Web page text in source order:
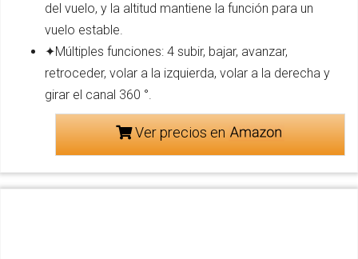
del vuelo, y la altitud mantiene la función para un
vuelo estable.
✦Múltiples funciones: 4 subir, bajar, avanzar,
retroceder, volar a la izquierda, volar a la derecha y
girar el canal 360 °.
Ver precios en